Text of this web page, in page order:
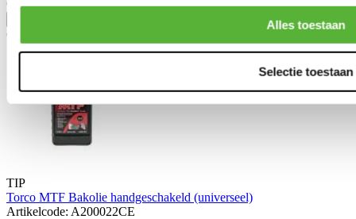
Alles toestaan
Selectie toestaan
Civic 5 deurs/hatchback 2004-2006 2.0i Sport (EV1)
Gerelateerde producten
TIP
Torco MTF Bakolie handgeschakeld (universeel)
Artikelcode: A200022CE